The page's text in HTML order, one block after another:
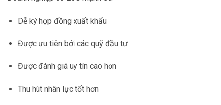
Dễ ký hợp đồng xuất khẩu
Được ưu tiên bởi các quỹ đầu tư
Được đánh giá uy tín cao hơn
Thu hút nhân lực tốt hơn